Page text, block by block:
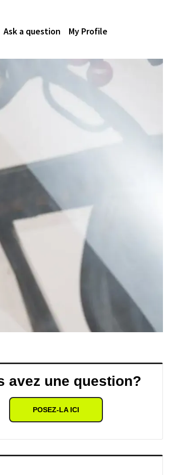
Ask a question My Profile
avez une question?
POSEZ-LA ICI